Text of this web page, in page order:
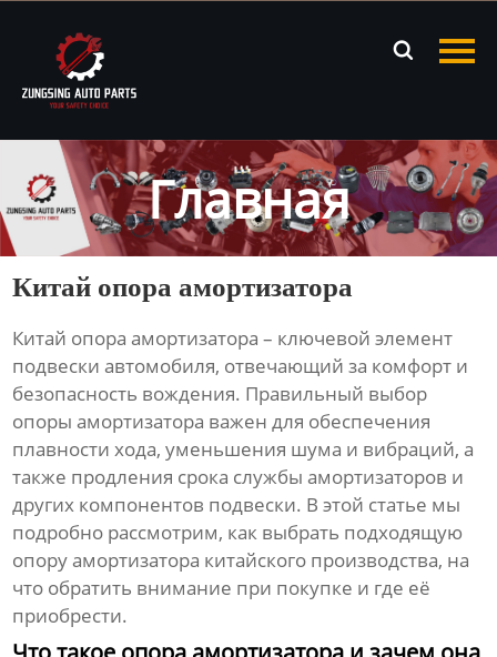

Продукция
Новости
О нас
Контакты
Главная
Китай опора амортизатора
Китай опора амортизатора – ключевой элемент
подвески автомобиля, отвечающий за комфорт и
безопасность вождения. Правильный выбор
опоры амортизатора важен для обеспечения
плавности хода, уменьшения шума и вибраций, а
также продления срока службы амортизаторов и
других компонентов подвески. В этой статье мы
подробно рассмотрим, как выбрать подходящую
опору амортизатора китайского производства, на
что обратить внимание при покупке и где её
приобрести.